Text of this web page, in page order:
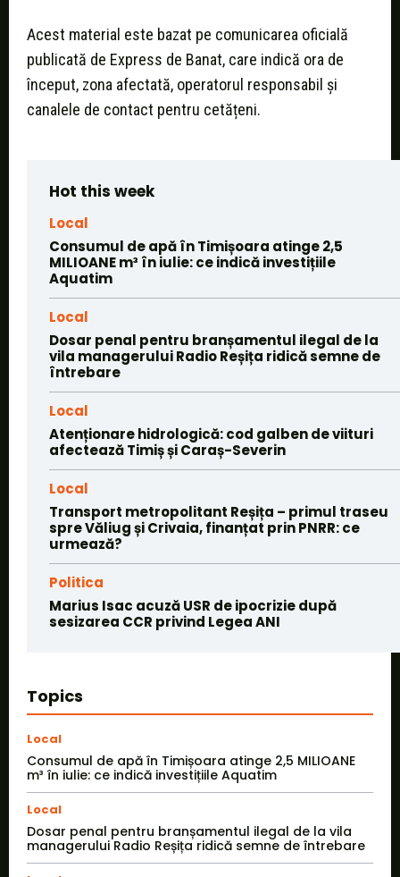
Acest material este bazat pe comunicarea oficială
publicată de Express de Banat, care indică ora de
început, zona afectată, operatorul responsabil și
canalele de contact pentru cetățeni.
Hot this week
Local
Consumul de apă în Timișoara atinge 2,5
MILIOANE m³ în iulie: ce indică investițiile
Aquatim
Local
Dosar penal pentru branșamentul ilegal de la
vila managerului Radio Reșița ridică semne de
întrebare
Local
Atenționare hidrologică: cod galben de viituri
afectează Timiș și Caraș-Severin
Local
Transport metropolitant Reșița – primul traseu
spre Văliug și Crivaia, finanțat prin PNRR: ce
urmează?
Politica
Marius Isac acuză USR de ipocrizie după
sesizarea CCR privind Legea ANI
Topics
Local
Consumul de apă în Timișoara atinge 2,5 MILIOANE
m³ în iulie: ce indică investițiile Aquatim
Local
Dosar penal pentru branșamentul ilegal de la vila
managerului Radio Reșița ridică semne de întrebare